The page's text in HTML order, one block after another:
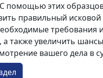
помощью этих
правильный исковой
требования и
также увеличить
вашего дела в